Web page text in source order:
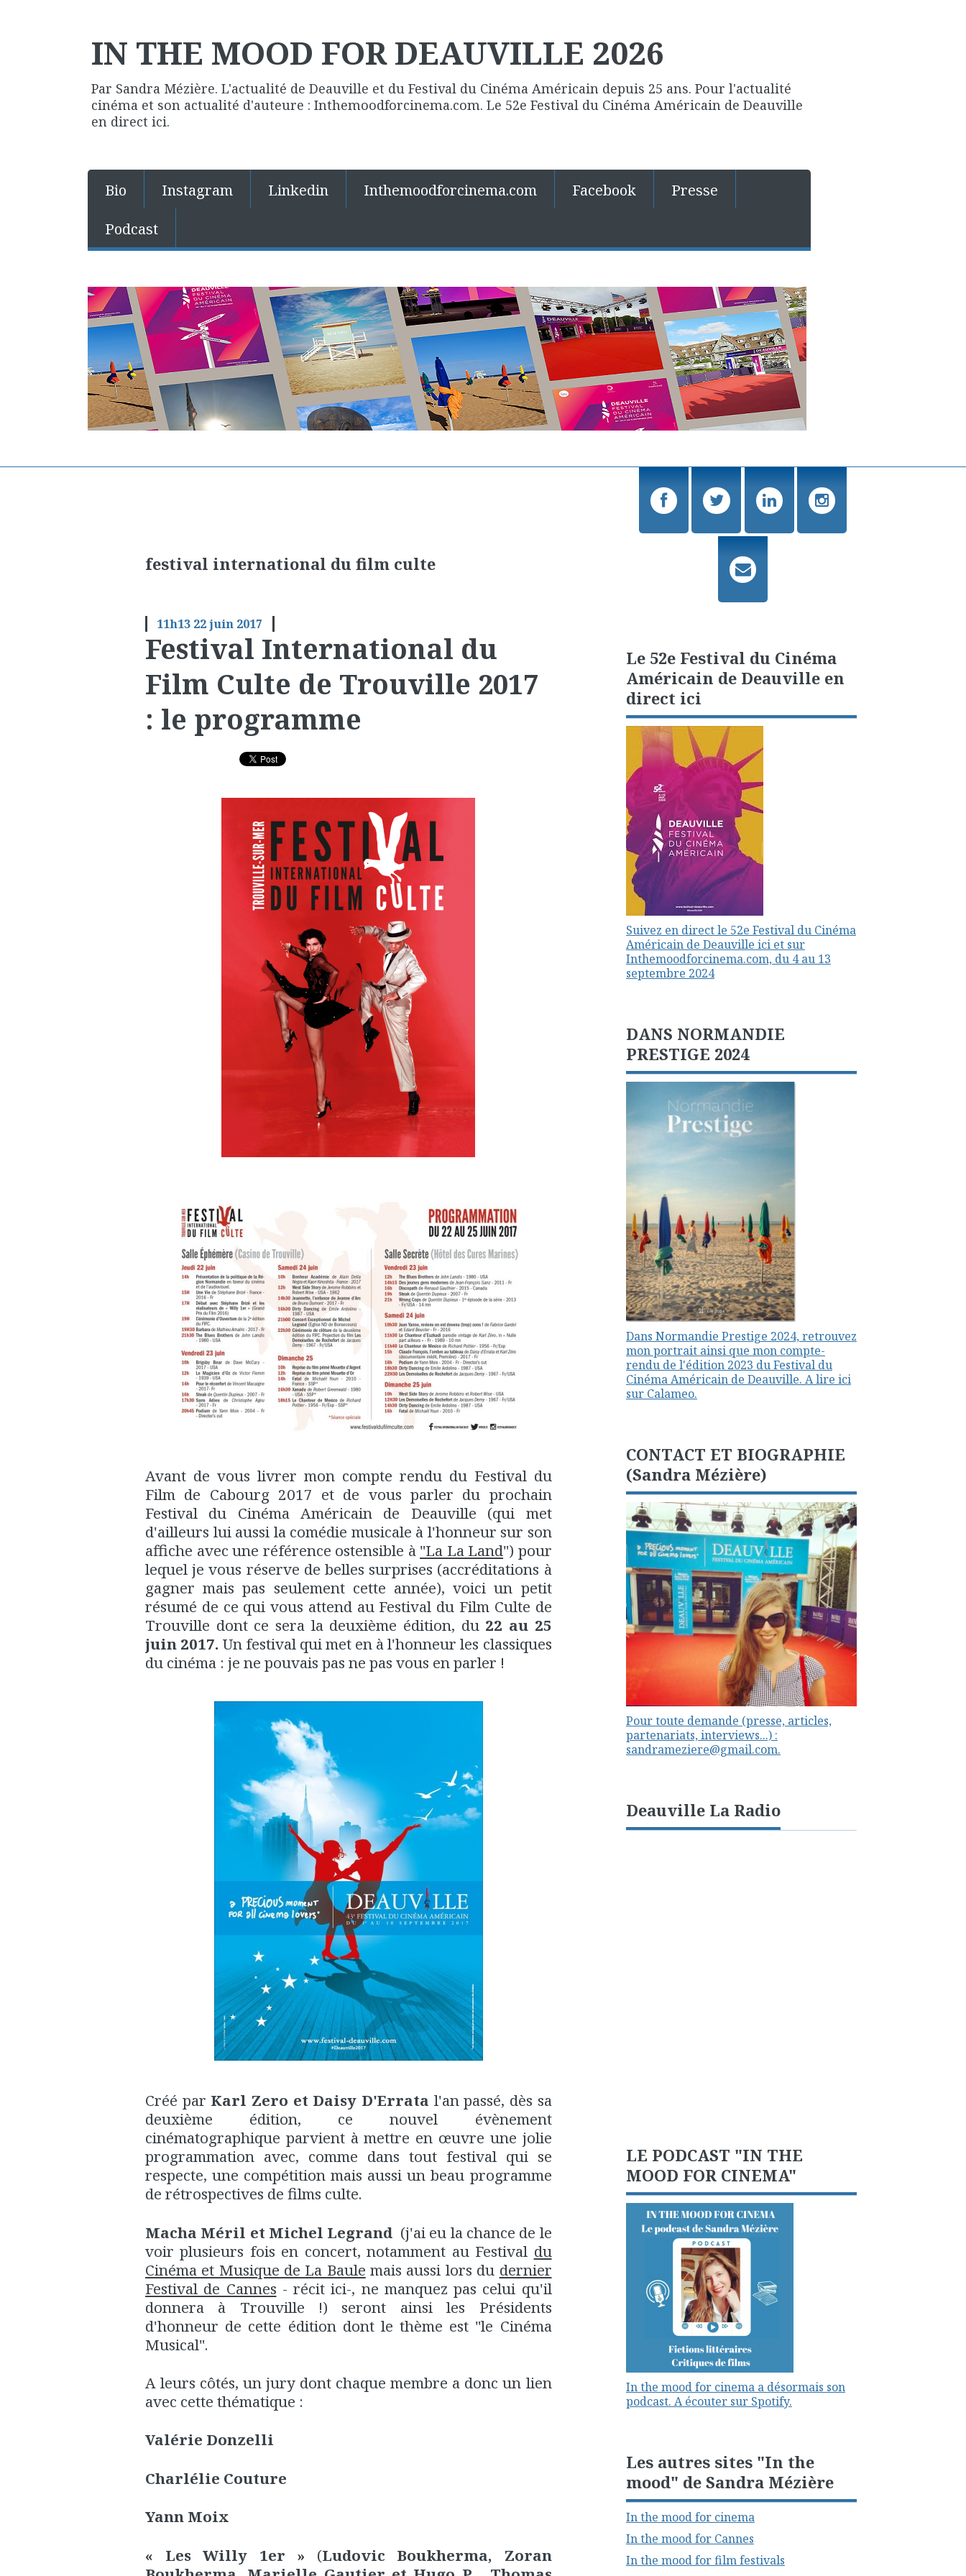
IN THE MOOD FOR DEAUVILLE 2026
Par Sandra Mézière. L'actualité de Deauville et du Festival du Cinéma Américain depuis 25 ans. Pour l'actualité
cinéma et son actualité d'auteure : Inthemoodforcinema.com. Le 52e Festival du Cinéma Américain de Deauville
en direct ici.
Bio Instagram Linkedin Inthemoodforcinema.com Facebook
Presse
Podcast
festival international du film culte
11h13 22juin 2017
Festival International du
Film Culte de Trouville 2017
: le programme
Avant de vous livrer mon compte rendu du Festival du
Film de Cabourg 2017 et de vous parler du prochain
Festival du Cinéma Américain de Deauville (qui met
d'ailleurs lui aussi la comédie musicale à l'honneur sur son
affiche avec une référence ostensible à "La La Land") pour
lequel je vous réserve de belles surprises (accréditations à
gagner mais pas seulement cette année), voici un petit
résumé de ce qui vous attend au Festival du Film Culte de
Trouville dont ce sera la deuxième édition, du 22 au 25
juin 2017. Un festival qui met en à l'honneur les classiques
du cinéma : je ne pouvais pas ne pas vous en parler !
Créé par Karl Zero et Daisy D'Errata l'an passé, dès sa
deuxième édition, ce nouvel évènement
cinématographique parvient à mettre en œuvre une jolie
programmation avec, comme dans tout festival qui se
respecte, une compétition mais aussi un beau programme
de rétrospectives de films culte.
Macha Méril et Michel Legrand (j'ai eu la chance de le
voir plusieurs fois en concert, notamment au Festival du
Cinéma et Musique de La Baule mais aussi lors du dernier
Festival de Cannes - récit ici-, ne manquez pas celui qu'il
donnera à Trouville !) seront ainsi les Présidents
d'honneur de cette édition dont le thème est "le Cinéma
Musical".
A leurs côtés, un jury dont chaque membre a donc un lien
avec cette thématique :
Valérie Donzelli
Charlélie Couture
Yann Moix
« Les Willy 1er » (Ludovic Boukherma, Zoran
Le 52e Festival du Cinéma
Américain de Deauville en
direct ici
Suivez en direct le 52e Festival du Cinéma
Américain de Deauville ici et sur
Inthemoodforcinema.com, du 4 au 13
septembre 2024
DANS NORMANDIE
PRESTIGE 2024
Dans Normandie Prestige 2024, retrouvez
mon portrait ainsi que mon compte-
rendu de l'édition 2023 du Festival du
Cinéma Américain de Deauville. A lire ici
sur Calameo.
CONTACT ET BIOGRAPHIE
(Sandra Mézière)
Pour toute demande (presse, articles,
partenariats, interviews...) :
sandrameziere@gmail.com.
Deauville La Radio
LE PODCAST "IN THE
MOOD FOR CINEMA"
In the mood for cinema a désormais son
podcast. A écouter sur Spotify.
Les autres sites "In the
mood" de Sandra Mézière
In the mood for cinema
In the mood for Cannes
In the mood for film festivals